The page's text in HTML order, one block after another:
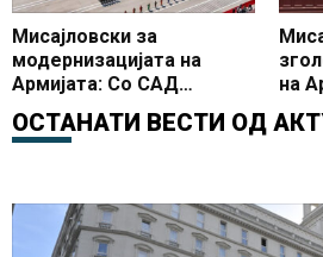
Мисајловски за
модернизацијата на
Армијата: Со САД
околу 339 милиони евра
на
ОСТАНАТИ ВЕСТИ ОД